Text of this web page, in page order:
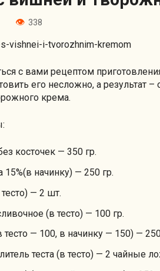
338
с вами рецептом
его несложно, а результат
крема.
косточек — 350 гр.
15%(в начинку) — 250 гр.
— 2 шт.
(в тесто) — 100 гр.
тесто — 100, в начинку — 150) —
теста (в тесто) — 2 чайные